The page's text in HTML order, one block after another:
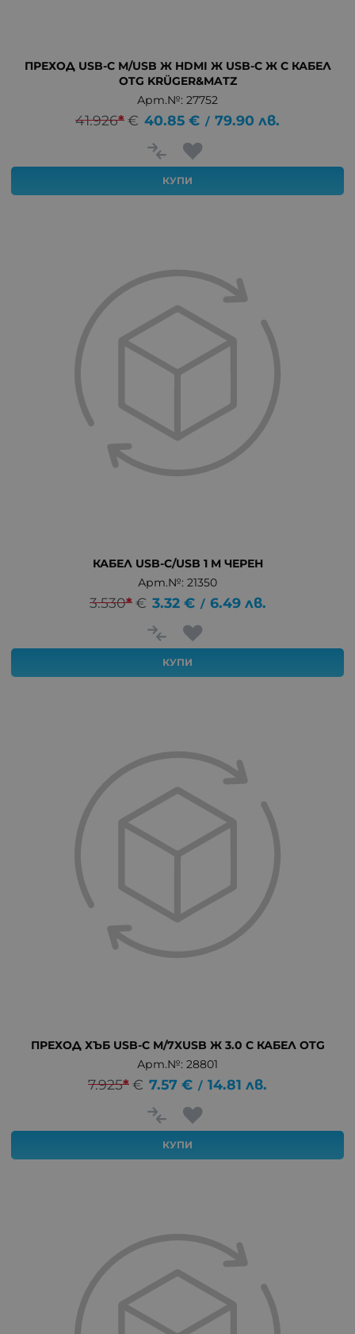
ПРЕХОД USB-C М/USB Ж HDMI Ж USB-C Ж С КАБЕЛ
OTG KRÜGER&MATZ
Арт.№: 27752
41.926*€ 40.85 € / 79.90 лв.
КУПИ
КАБЕЛ USB-C/USB 1 M ЧЕРЕН
Арт.№: 21350
3.530* € 3.32 € / 6.49 лв.
КУПИ
ПРЕХОД ХЪБ USB-C М/7XUSB Ж 3.0 С КАБЕЛ OTG
Арт.№: 28801
7.925*€ 7.57 € / 14.81 лв.
КУПИ